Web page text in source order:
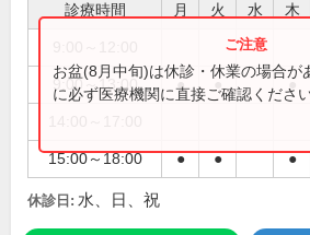
診療時間 月 火 水 木
9:00～13:00 ● ● ●
15:00～18:00 ● ● ●
お盆(8月中旬)は休診・休業の場合が
に必ず医療機関に直接ご確認ください
休診日: 水、日、祝